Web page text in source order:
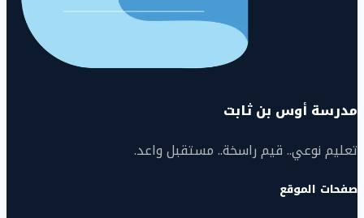
مدرسة أوس بن ثابت
تعليم نوعي.. قيم راسخة.. مستقبل واعد.
صفحات الموقع